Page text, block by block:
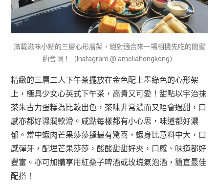
滿載滋味小點的三層心形層架，絕對適合來一場相機先吃的閨蜜
約會啊！（Instagram @ ameliahongkong）
精緻的三層二人下午茶擺放在金色配上墨綠色的心形架
上，極具少女心英式下午茶，高貴又可愛！甜點以宇治抹
茶朱古力蛋糕為比較出色，茶味非常濃而又唔會過甜，口
感亦都好濕潤軟滑。咸點每樣都有小心思，味道都好濃
郁。當中蝦肉芒果莎莎撻最有驚喜，蝦身比意料中大，口
感彈牙，配埋芒果莎莎，酸酸甜甜好夾，口感、味道都好
豐富。亦可加購享用紅桑子啤酒或玫瑰氣泡酒，簡直最佳
配搭！